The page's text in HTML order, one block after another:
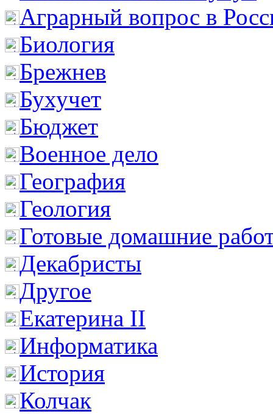
Аграрный вопрос в
Биология
Брежнев
Бухучет
Бюджет
Военное дело
География
Геология
Готовые домашние
Декабристы
Другое
Екатерина II
Информатика
История
Колчак